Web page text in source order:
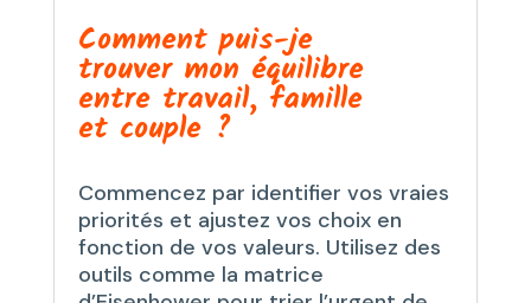
Comment puis-je
trouver mon équilibre
entre travail, famille
et couple ?
Commencez par identifier vos vraies
priorités et ajustez vos choix en
fonction de vos valeurs. Utilisez des
outils comme la matrice